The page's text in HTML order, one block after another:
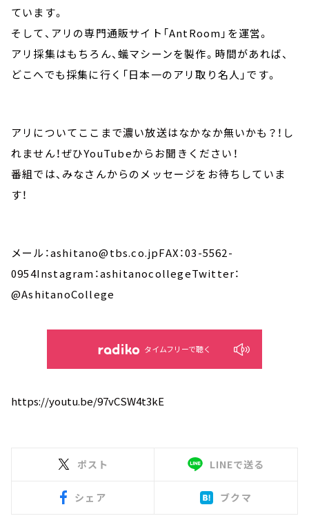
ています。
そして、アリの専門通販サイト「AntRoom」を運営。
アリ採集はもちろん、蟻マシーンを製作。時間があれば、
どこへでも採集に行く 「日本一のアリ取り名人」です。
アリについてここまで濃い放送はなかなか無いかも？！し
れません！ぜひYouTubeからお聞きください！
番組では、みなさんからのメッセージをお待ちしていま
す！
メール：ashitano@tbs.co.jpFAX：03-5562-
0954Instagram：ashitanocollegeTwitter：
@AshitanoCollege
タイムフリーで聴く
https://youtu.be/97vCSW4t3kE
ポスト LINEで送る
シェア ブクマ